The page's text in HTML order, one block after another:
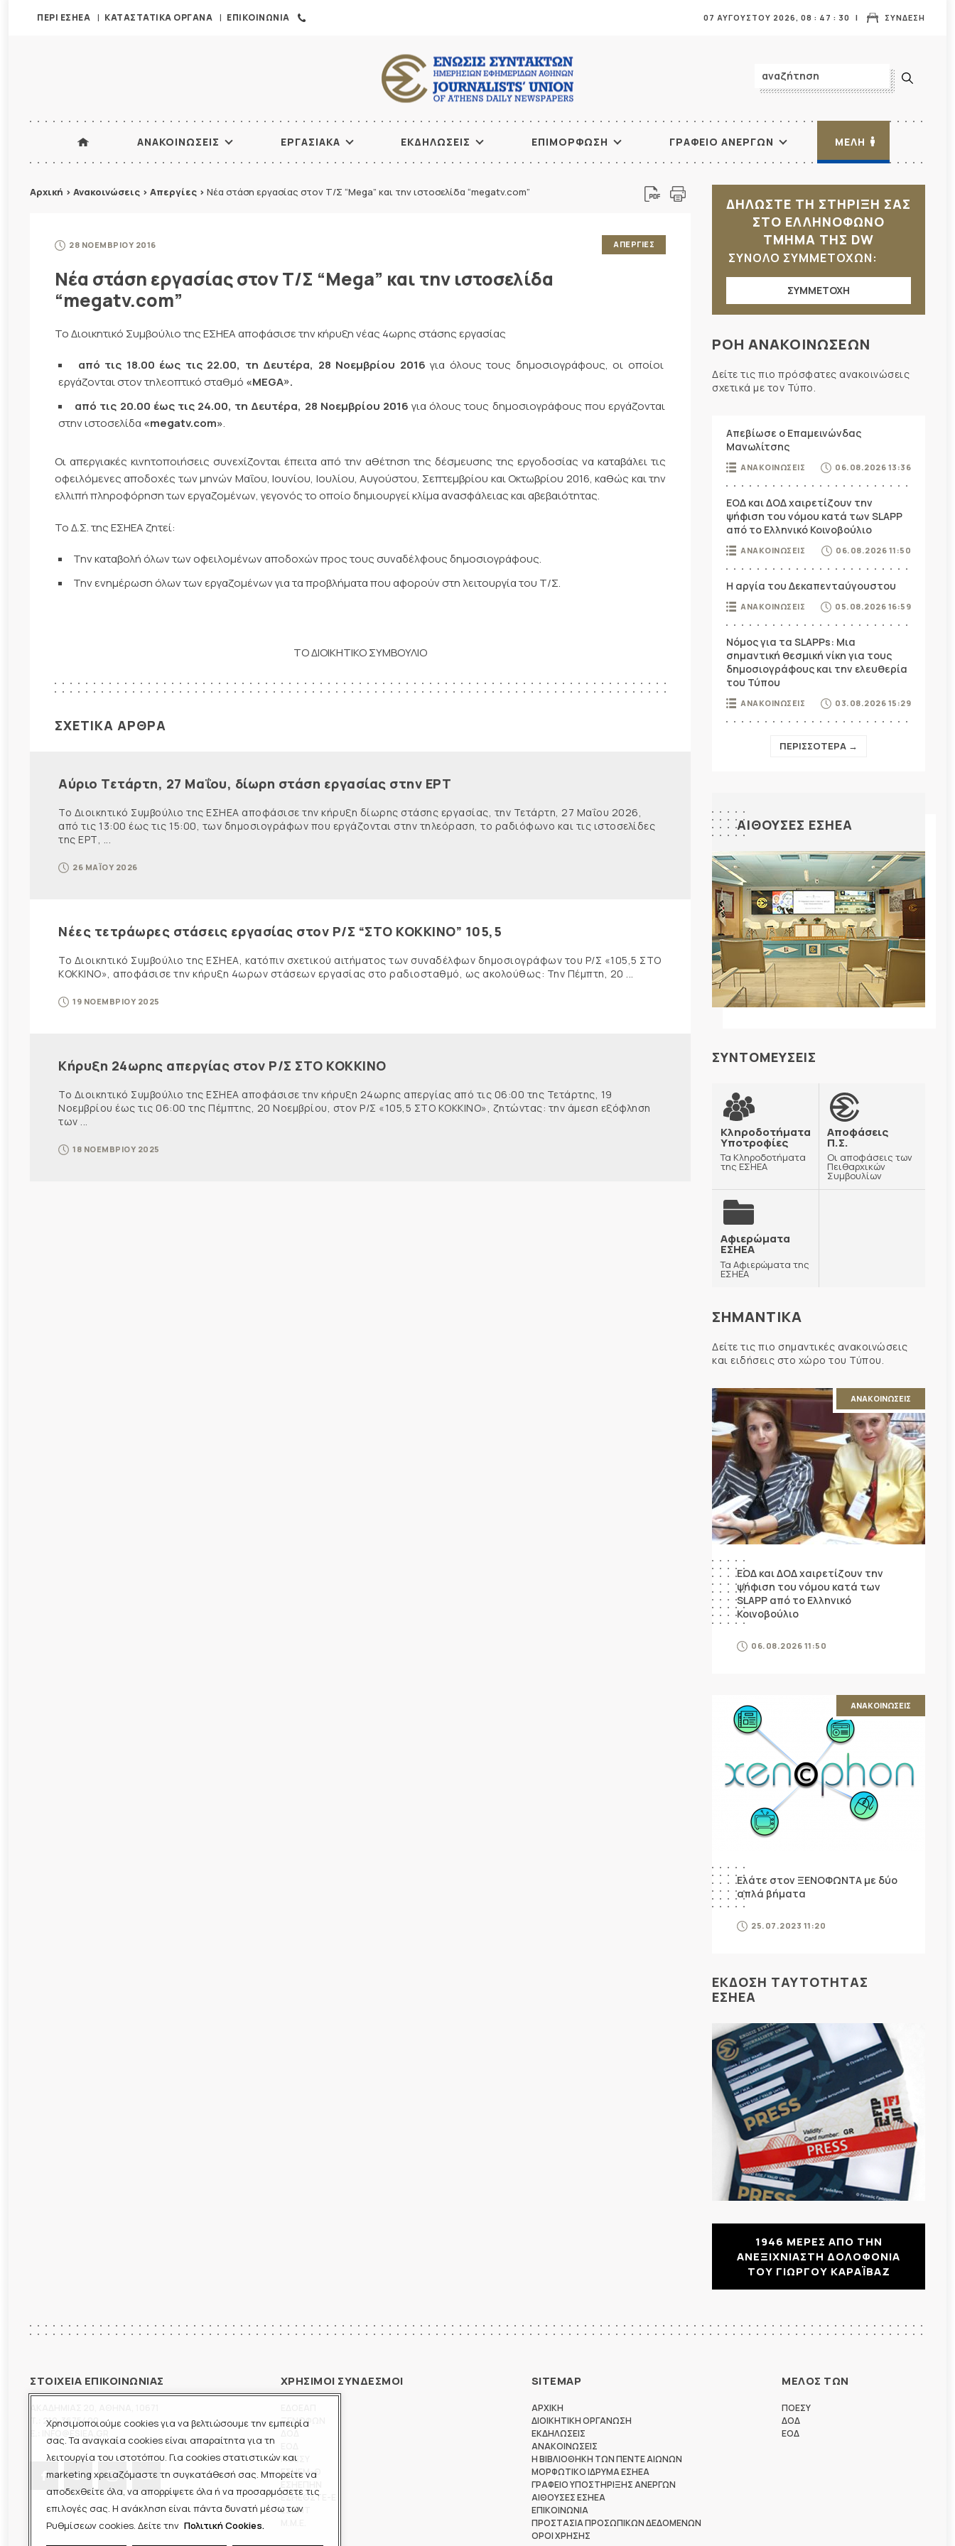
Χρησιμοποιούμε cookies για να βελτιώσουμε την εμπειρία
σας. Τα αναγκαία cookies είναι απαραίτητα για τη
λειτουργία του ιστοτόπου. Για cookies στατιστικών και
marketing χρειαζόμαστε τη συγκατάθεσή σας. Μπορείτε να
αποδεχθείτε όλα, να απορρίψετε όλα ή να προσαρμόσετε τις
επιλογές σας. Η ανάκληση είναι πάντα δυνατή μέσω των
Ρυθμίσεων cookies. Δείτε την Πολιτική Cookies.
ΠΕΡΙ ΕΣΗΕΑ ΚΑΤΑΣΤΑΤΙΚΑ ΟΡΓΑΝΑ ΕΠΙΚΟΙΝΩΝΙΑ ΣΥΝΔΕΣΗ
07 ΑΥΓΟΥΣΤΟΥ 2026, 08 : 47 : 32
ΑΝΑΚΟΙΝΩΣΕΙΣ ΕΡΓΑΣΙΑΚΑ ΕΚΔΗΛΩΣΕΙΣ ΕΠΙΜΟΡΦΩΣΗ ΓΡΑΦΕΙΟ ΑΝΕΡΓΩΝ ΜΕΛΗ
Αρχική > Ανακοινώσεις > Απεργίες > Νέα στάση εργασίας στον Τ/Σ “Mega” και την ιστοσελίδα “megatv.com”
28 ΝΟΕΜΒΡΙΟΥ 2016 ΑΠΕΡΓΙΕΣ
Νέα στάση εργασίας στον Τ/Σ “Mega” και την ιστοσελίδα
“megatv.com”
Το Διοικητικό Συμβούλιο της ΕΣΗΕΑ αποφάσισε την κήρυξη νέας 4ωρης στάσης εργασίας
από τις 18.00 έως τις 22.00, τη Δευτέρα, 28 Νοεμβρίου 2016για όλους τους δημοσιογράφους, οι οποίοι
εργάζονται στον τηλεοπτικό σταθμό «MEGA».
από τις 20.00 έως τις 24.00, τη Δευτέρα, 28 Νοεμβρίου 2016για όλους τους δημοσιογράφους που εργάζονται
στην ιστοσελίδα «megatv.com».
Οι απεργιακές κινητοποιήσεις συνεχίζονται έπειτα από την αθέτηση της δέσμευσης της εργοδοσίας να καταβάλει τις
οφειλόμενες αποδοχές των μηνών Μαΐου, Ιουνίου, Ιουλίου, Αυγούστου, Σεπτεμβρίου και Οκτωβρίου 2016, καθώς και την
ελλιπή πληροφόρηση των εργαζομένων, γεγονός το οποίο δημιουργεί κλίμα ανασφάλειας και αβεβαιότητας.
Το Δ.Σ. της ΕΣΗΕΑ ζητεί:
Την καταβολή όλων των οφειλομένων αποδοχών προς τους συναδέλφους δημοσιογράφους.
Την ενημέρωση όλων των εργαζομένων για τα προβλήματα που αφορούν στη λειτουργία του Τ/Σ.
ΤΟ ΔΙΟΙΚΗΤΙΚΟ ΣΥΜΒΟΥΛΙΟ
ΣΧΕΤΙΚΑ ΑΡΘΡΑ
Αύριο Τετάρτη, 27 Μαΐου, δίωρη στάση εργασίας στην ΕΡΤ
Το Διοικητικό Συμβούλιο της ΕΣΗΕΑ αποφάσισε την κήρυξη δίωρης στάσης εργασίας, την Τετάρτη, 27 Μαΐου 2026,
από τις 13:00 έως τις 15:00, των δημοσιογράφων που εργάζονται στην τηλεόραση, το ραδιόφωνο και τις ιστοσελίδες
της ΕΡΤ, ...
26 ΜΑΪΟΥ 2026
Νέες τετράωρες στάσεις εργασίας στον Ρ/Σ “ΣΤΟ ΚΟΚΚΙΝΟ” 105,5
Το Διοικητικό Συμβούλιο της ΕΣΗΕΑ, κατόπιν σχετικού αιτήματος των συναδέλφων δημοσιογράφων του Ρ/Σ «105,5 ΣΤΟ
ΚΟΚΚΙΝΟ», αποφάσισε την κήρυξη 4ωρων στάσεων εργασίας στο ραδιοσταθμό, ως ακολούθως: Την Πέμπτη, 20 ...
19 ΝΟΕΜΒΡΙΟΥ 2025
Κήρυξη 24ωρης απεργίας στον Ρ/Σ ΣΤΟ ΚΟΚΚΙΝΟ
Το Διοικητικό Συμβούλιο της ΕΣΗΕΑ αποφάσισε την κήρυξη 24ωρης απεργίας από τις 06:00 της Τετάρτης, 19
Νοεμβρίου έως τις 06:00 της Πέμπτης, 20 Νοεμβρίου, στον Ρ/Σ «105,5 ΣΤΟ ΚΟΚΚΙΝΟ», ζητώντας: την άμεση εξόφληση
των ...
18 ΝΟΕΜΒΡΙΟΥ 2025
ΔΗΛΩΣΤΕ ΤΗ ΣΤΗΡΙΞΗ ΣΑΣ
ΣΤΟ ΕΛΛΗΝΟΦΩΝΟ
ΤΜΗΜΑ ΤΗΣ DW
ΣΥΝΟΛΟ ΣΥΜΜΕΤΟΧΩΝ:
ΣΥΜΜΕΤΟΧΗ
ΡΟΗ ΑΝΑΚΟΙΝΩΣΕΩΝ
Δείτε τις πιο πρόσφατες ανακοινώσεις
σχετικά με τον Τύπο.
Απεβίωσε ο Επαμεινώνδας
Μανωλίτσης
ΑΝΑΚΟΙΝΩΣΕΙΣ 06.08.2026 13:36
ΕΟΔ και ΔΟΔ χαιρετίζουν την
ψήφιση του νόμου κατά των SLAPP
από το Ελληνικό Κοινοβούλιο
ΑΝΑΚΟΙΝΩΣΕΙΣ 06.08.2026 11:50
Η αργία του Δεκαπενταύγουστου
ΑΝΑΚΟΙΝΩΣΕΙΣ 05.08.2026 16:59
Νόμος για τα SLAPPs: Μια
σημαντική θεσμική νίκη για τους
δημοσιογράφους και την ελευθερία
του Τύπου
ΑΝΑΚΟΙΝΩΣΕΙΣ 03.08.2026 15:29
ΠΕΡΙΣΣΟΤΕΡΑ →
ΑΙΘΟΥΣΕΣ ΕΣΗΕΑ
ΣΥΝΤΟΜΕΥΣΕΙΣ
Κληροδοτήματα
Υποτροφίες
Τα Κληροδοτήματα
της ΕΣΗΕΑ
Αποφάσεις
Π.Σ.
Οι αποφάσεις των
Πειθαρχικών
Συμβουλίων
Αφιερώματα
ΕΣΗΕΑ
Τα Αφιερώματα της
ΕΣΗΕΑ
ΣΗΜΑΝΤΙΚΑ
Δείτε τις πιο σημαντικές ανακοινώσεις
και ειδήσεις στο χώρο του Τύπου.
ΑΝΑΚΟΙΝΩΣΕΙΣ
ΕΟΔ και ΔΟΔ χαιρετίζουν την
ψήφιση του νόμου κατά των
SLAPP από το Ελληνικό
Κοινοβούλιο
06.08.2026 11:50
ΑΝΑΚΟΙΝΩΣΕΙΣ
Ελάτε στον ΞΕΝΟΦΩΝΤΑ με δύο
απλά βήματα
25.07.2023 11:20
ΕΚΔΟΣΗ ΤΑΥΤΟΤΗΤΑΣ
ΕΣΗΕΑ
1946 ΜΕΡΕΣ ΑΠΟ ΤΗΝ
ΑΝΕΞΙΧΝΙΑΣΤΗ ΔΟΛΟΦΟΝΙΑ
ΤΟΥ ΓΙΩΡΓΟΥ ΚΑΡΑΪΒΑΖ
ΣΤΟΙΧΕΙΑ ΕΠΙΚΟΙΝΩΝΙΑΣ
210-3675400
ΧΡΗΣΙΜΟΙ ΣΥΝΔΕΣΜΟΙ
ΞΕΝΟΦΩΝ
ΠΟΕΣΥ
ΕΣΗΕΜ-Θ
ΕΣΗΕΘΣΤΕ-Ε
ΕΣΠΗΤ
SITEMAP
ΑΡΧΙΚΗ
ΔΙΟΙΚΗΤΙΚΗ ΟΡΓΑΝΩΣΗ
ΕΚΔΗΛΩΣΕΙΣ
ΑΝΑΚΟΙΝΩΣΕΙΣ
Η ΒΙΒΛΙΟΘΗΚΗ ΤΩΝ ΠΕΝΤΕ ΑΙΩΝΩΝ
ΜΟΡΦΩΤΙΚΟ ΙΔΡΥΜΑ ΕΣΗΕΑ
ΓΡΑΦΕΙΟ ΥΠΟΣΤΗΡΙΞΗΣ ΑΝΕΡΓΩΝ
ΑΙΘΟΥΣΕΣ ΕΣΗΕΑ
ΕΠΙΚΟΙΝΩΝΙΑ
ΠΡΟΣΤΑΣΙΑ ΠΡΟΣΩΠΙΚΩΝ ΔΕΔΟΜΕΝΩΝ
ΟΡΟΙ ΧΡΗΣΗΣ
ΜΕΛΟΣ ΤΩΝ
ΠΟΕΣΥ
ΔΟΔ
ΕΟΔ